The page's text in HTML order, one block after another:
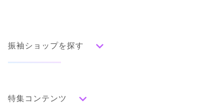
振袖ショップを探す
みんなの振袖ランキングトップ
口コミから探す
特集コンテンツ